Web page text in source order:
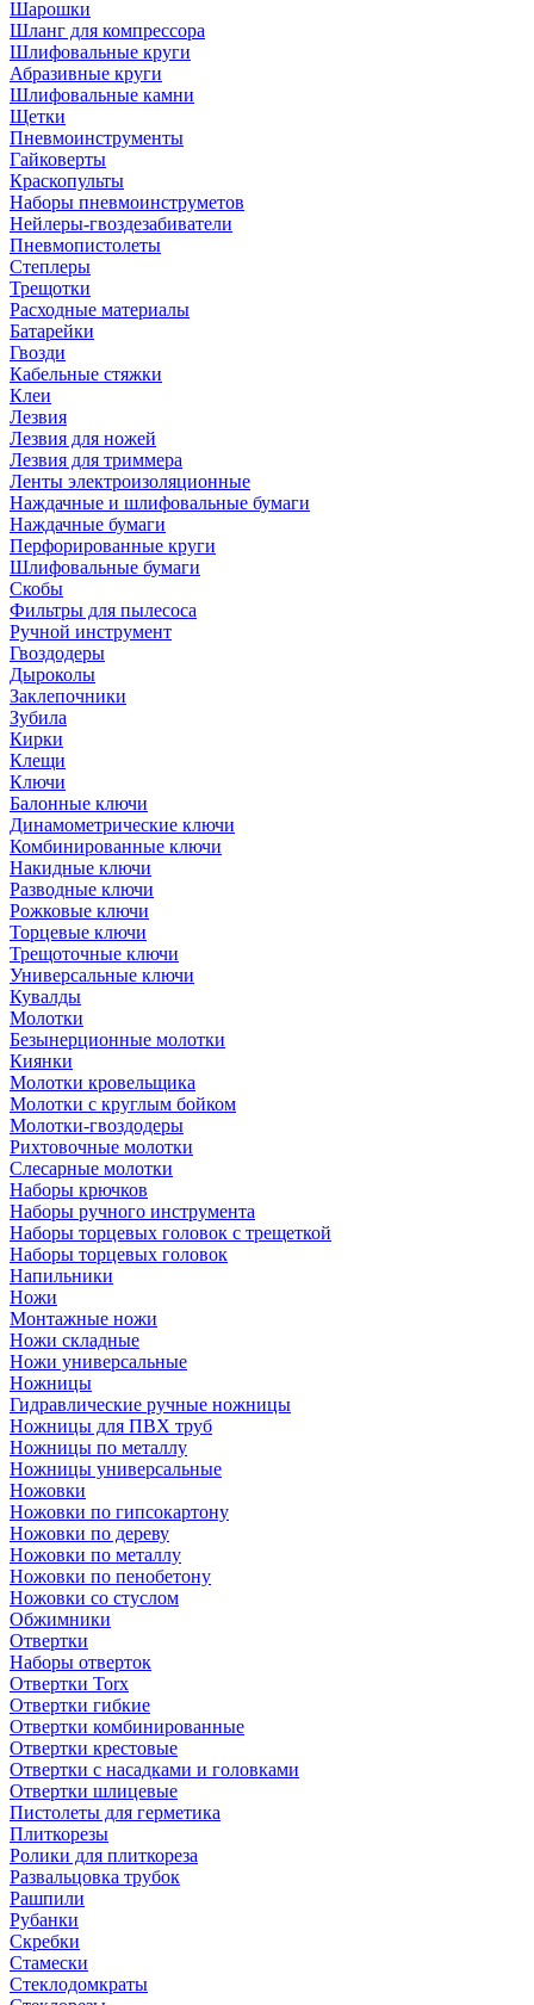
Шарошки
Шланг для компрессора
Шлифовальные круги
Абразивные круги
Шлифовальные камни
Щетки
Пневмоинструменты
Гайковерты
Краскопульты
Наборы пневмоинструметов
Нейлеры-гвоздезабиватели
Пневмопистолеты
Степлеры
Трещотки
Расходные материалы
Батарейки
Гвозди
Кабельные стяжки
Клеи
Лезвия
Лезвия для ножей
Лезвия для триммера
Ленты электроизоляционные
Наждачные и шлифовальные бумаги
Наждачные бумаги
Перфорированные круги
Шлифовальные бумаги
Скобы
Фильтры для пылесоса
Ручной инструмент
Гвоздодеры
Дыроколы
Заклепочники
Зубила
Кирки
Клещи
Ключи
Балонные ключи
Динамометрические ключи
Комбинированные ключи
Накидные ключи
Разводные ключи
Рожковые ключи
Торцевые ключи
Трещоточные ключи
Универсальные ключи
Кувалды
Молотки
Безынерционные молотки
Киянки
Молотки кровельщика
Молотки с круглым бойком
Молотки-гвоздодеры
Рихтовочные молотки
Слесарные молотки
Наборы крючков
Наборы ручного инструмента
Наборы торцевых головок с трещеткой
Наборы торцевых головок
Напильники
Ножи
Монтажные ножи
Ножи складные
Ножи универсальные
Ножницы
Гидравлические ручные ножницы
Ножницы для ПВХ труб
Ножницы по металлу
Ножницы универсальные
Ножовки
Ножовки по гипсокартону
Ножовки по дереву
Ножовки по металлу
Ножовки по пенобетону
Ножовки со стуслом
Обжимники
Отвертки
Наборы отверток
Отвертки Torx
Отвертки гибкие
Отвертки комбинированные
Отвертки крестовые
Отвертки с насадками и головками
Отвертки шлицевые
Пистолеты для герметика
Плиткорезы
Ролики для плиткореза
Развальцовка трубок
Рашпили
Рубанки
Скребки
Стамески
Стеклодомкраты